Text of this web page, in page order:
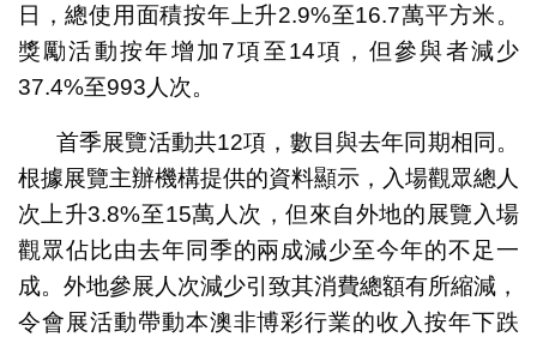
日，總使用面積按年上升2.9%至16.7萬平方米。
獎勵活動按年增加7項至14項，但參與者減少
37.4%至993人次。
首季展覽活動共12項，數目與去年同期相同。
根據展覽主辦機構提供的資料顯示，入場觀眾總人
次上升3.8%至15萬人次，但來自外地的展覽入場
觀眾佔比由去年同季的兩成減少至今年的不足一
成。外地參展人次減少引致其消費總額有所縮減，
令會展活動帶動本澳非博彩行業的收入按年下跌